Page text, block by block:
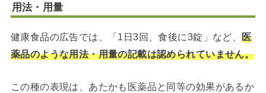
用法・用量
健康食品の広告では、「1日3回、食後に3錠」など、医
薬品のような用法・用量の記載は認められていません。
この種の表現は、あたかも医薬品と同等の効果があるか